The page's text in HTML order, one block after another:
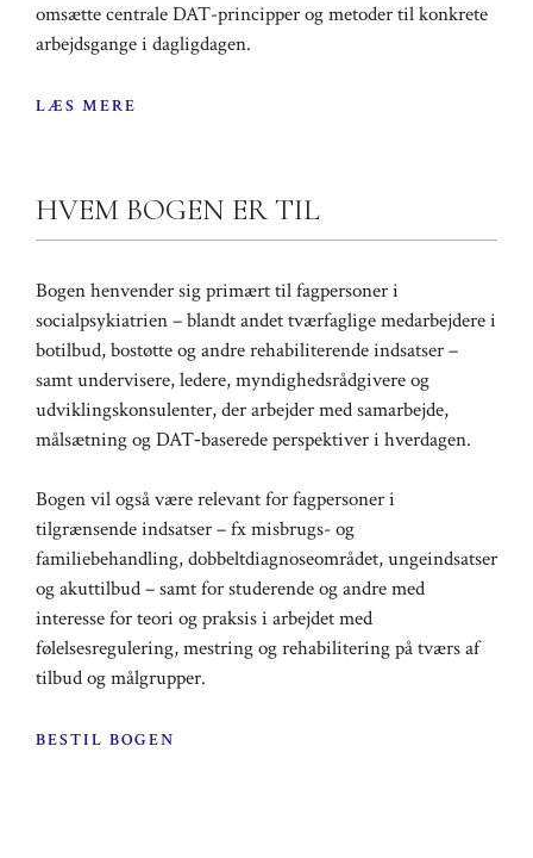
omsætte centrale DAT-principper og metoder til konkrete
arbejdsgange i dagligdagen.
LÆS MERE
HVEM BOGEN ER TIL
Bogen henvender sig primært til fagpersoner i
socialpsykiatrien – blandt andet tværfaglige medarbejdere i
botilbud, bostøtte og andre rehabiliterende indsatser –
samt undervisere, ledere, myndighedsrådgivere og
udviklingskonsulenter, der arbejder med samarbejde,
målsætning og DAT‑baserede perspektiver i hverdagen.
Bogen vil også være relevant for fagpersoner i
tilgrænsende indsatser – fx misbrugs- og
familiebehandling, dobbeltdiagnoseområdet, ungeindsatser
og akuttilbud – samt for studerende og andre med
interesse for teori og praksis i arbejdet med
følelsesregulering, mestring og rehabilitering på tværs af
tilbud og målgrupper.
BESTIL BOGEN